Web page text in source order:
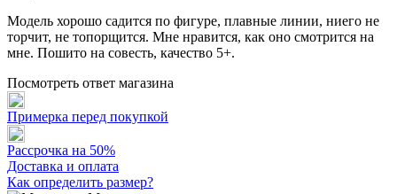
Модель хорошо садится по фигуре, плавные линии, ниего не
торчит, не топорщится. Мне нравится, как оно смотрится на
мне. Пошито на совесть, качество 5+.
Посмотреть ответ магазина
Примерка перед покупкой
Рассрочка на 50%
Доставка и оплата
Как определить размер?